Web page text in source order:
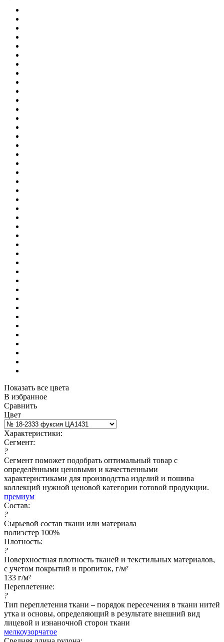
Показать все цвета
В избранное
Сравнить
Цвет
Характеристики:
Сегмент:
?
Сегмент поможет подобрать оптимальный товар с
определёнными ценовыми и качественными
характеристиками для производства изделий и пошива
коллекций нужной ценовой категории готовой продукции.
премиум
Состав:
?
Сырьевой состав ткани или материала
полиэстер 100%
Плотность:
?
Поверхностная плотность тканей и текстильных материалов,
с учетом покрытий и пропиток, г/м²
133 г/м²
Переплетение:
?
Тип переплетения ткани – порядок пересечения в ткани нитей
утка и основы, определяющий в результате внешний вид
лицевой и изнаночной сторон ткани
мелкоузорчатое